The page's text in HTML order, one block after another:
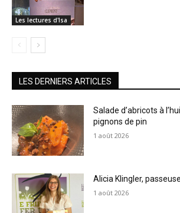
Les lectures d'Isa
LES DERNIERS ARTICLES
Salade d’abricots à
pignons de pin
1 août 2026
Alicia Klingler,
1 août 2026